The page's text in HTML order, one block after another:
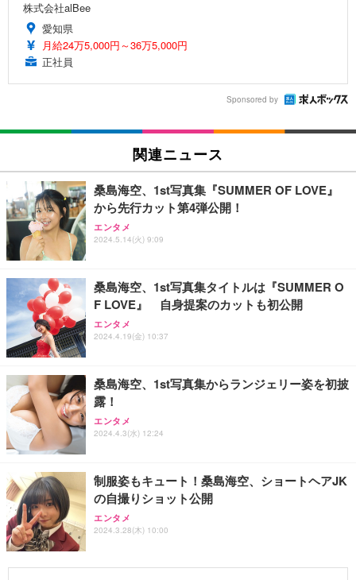
株式会社alBee
愛知県
月給24万5,000円～36万5,000円
正社員
Sponsored by
関連ニュース
桑島海空、1st写真集『SUMMER OF LOVE』
から先行カット第4弾公開！
エンタメ
2024.5.14(火) 9:09
桑島海空、1st写真集タイトルは『SUMMER O
F LOVE』 自身提案のカットも初公開
エンタメ
2024.4.19(金) 10:37
桑島海空、1st写真集からランジェリー姿を初披
露！
エンタメ
2024.4.3(水) 12:24
制服姿もキュート！桑島海空、ショートヘアJK
の自撮りショット公開
エンタメ
2024.3.28(木) 10:00